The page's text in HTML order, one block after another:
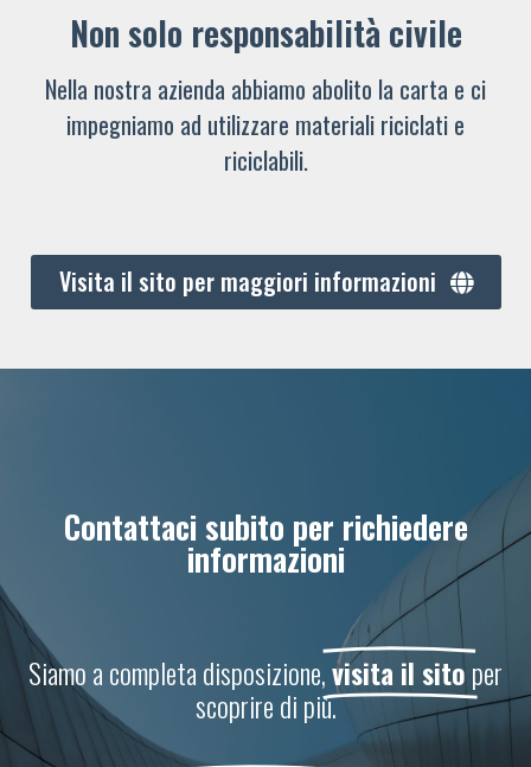
Non solo responsabilità civile
Nella nostra azienda abbiamo abolito la carta e ci
impegniamo ad utilizzare materiali riciclati e
riciclabili.
Visita il sito per maggiori informazioni
Contattaci subito per richiedere
informazioni
Siamo a completa disposizione,visita il sitoper
scoprire di più.